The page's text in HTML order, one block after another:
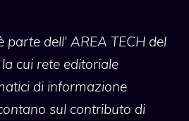
parte dell' AREA TECH del
cui rete editoriale
di informazione
sul contributo di